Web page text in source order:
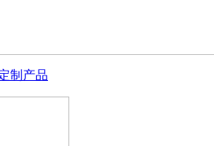
制产品